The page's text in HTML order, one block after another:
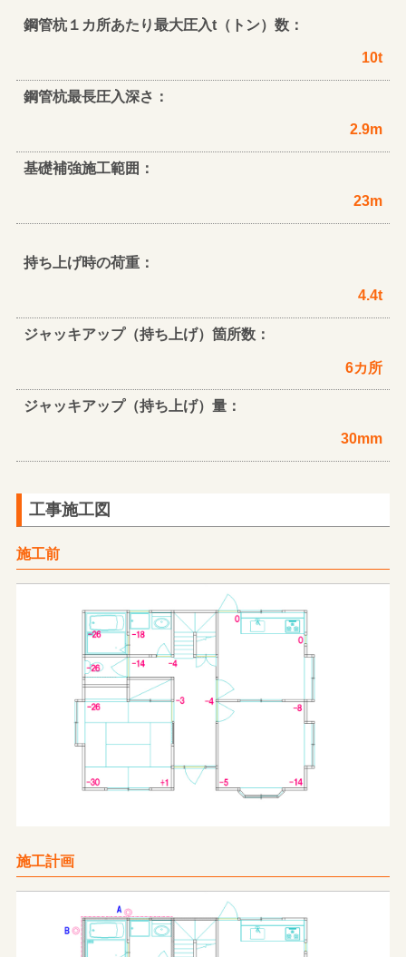
鋼管杭１カ所あたり最大圧入t（トン）数：
10t
鋼管杭最長圧入深さ：
2.9m
基礎補強施工範囲：
23m
持ち上げ時の荷重：
4.4t
ジャッキアップ（持ち上げ）箇所数：
6カ所
ジャッキアップ（持ち上げ）量：
30mm
工事施工図
施工前
施工計画